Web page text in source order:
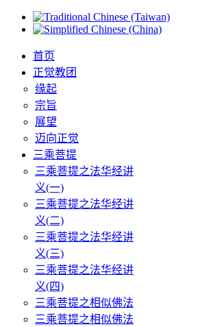
首页
正觉教团
缘起
宗旨
展望
迈向正觉
三乘菩提
三乘菩提之法华经讲
义(一)
三乘菩提之法华经讲
义(二)
三乘菩提之法华经讲
义(三)
三乘菩提之法华经讲
义(四)
三乘菩提之相似佛法
三乘菩提之相似佛法